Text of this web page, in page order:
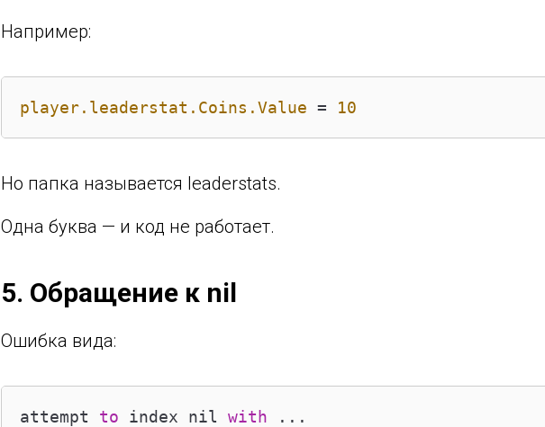
Например:
player.leaderstat.Coins.Value = 10
Но папка называется leaderstats.
Одна буква — и код не работает.
5. Обращение к nil
Ошибка вида:
attempt to index nil with ...